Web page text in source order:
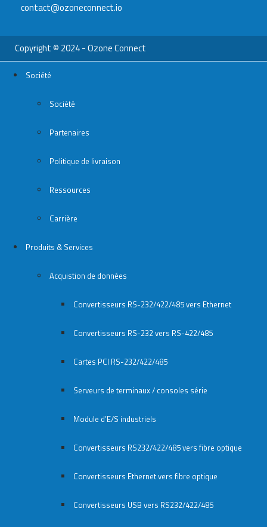
contact@ozoneconnect.io
Copyright © 2024 - Ozone Connect
Société
Société
Partenaires
Politique de livraison
Ressources
Carrière
Produits & Services
Acquistion de données
Convertisseurs RS-232/422/485 vers Ethernet
Convertisseurs RS-232 vers RS-422/485
Cartes PCI RS-232/422/485
Serveurs de terminaux / consoles série
Module d’E/S industriels
Convertisseurs RS232/422/485 vers fibre optique
Convertisseurs Ethernet vers fibre optique
Convertisseurs USB vers RS232/422/485